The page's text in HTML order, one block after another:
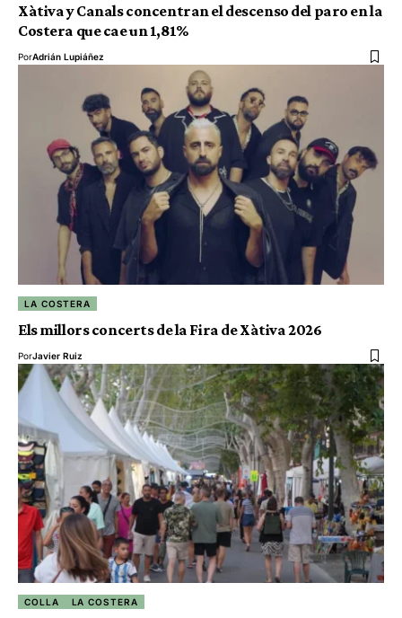
Xàtiva y Canals concentran el descenso del paro en la
Costera que cae un 1,81%
PorAdrián Lupiáñez
LA COSTERA
Els millors concerts de la Fira de Xàtiva 2026
PorJavier Ruiz
COLLA LA COSTERA